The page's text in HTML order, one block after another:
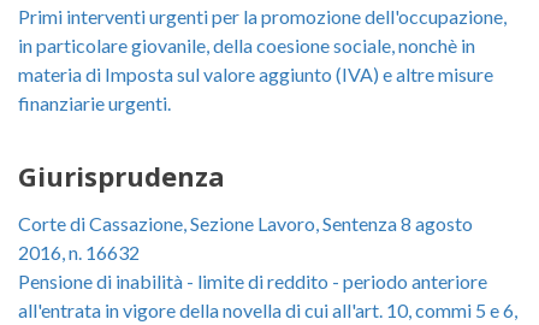
Primi interventi urgenti per la promozione dell'occupazione,
in particolare giovanile, della coesione sociale, nonchè in
materia di Imposta sul valore aggiunto (IVA) e altre misure
finanziarie urgenti.
Giurisprudenza
Corte di Cassazione, Sezione Lavoro, Sentenza 8 agosto
2016, n. 16632
Pensione di inabilità - limite di reddito - periodo anteriore
all'entrata in vigore della novella di cui all'art. 10, commi 5 e 6,